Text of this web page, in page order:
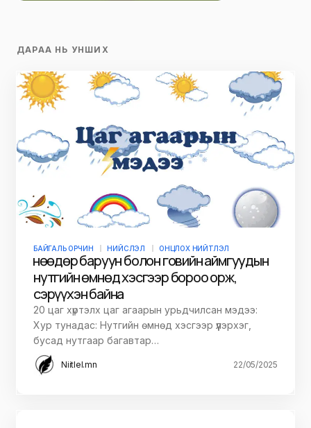
ДАРАА НЬ УНШИХ
БАЙГАЛЬ ОРЧИН НИЙСЛЭЛ ОНЦЛОХ НИЙТЛЭЛ
Өнөөдөр баруун болон говийн аймгуудын
нутгийн өмнөд хэсгээр бороо орж,
сэрүүхэн байна
20 цаг хүртэлх цаг агаарын урьдчилсан мэдээ:
Хур тунадас: Нутгийн өмнөд хэсгээр үүлэрхэг,
бусад нутгаар багавтар…
Niitlel.mn 22/05/2025